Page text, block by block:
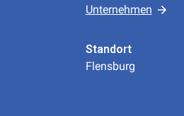
Unternehmen
Standort
Flensburg